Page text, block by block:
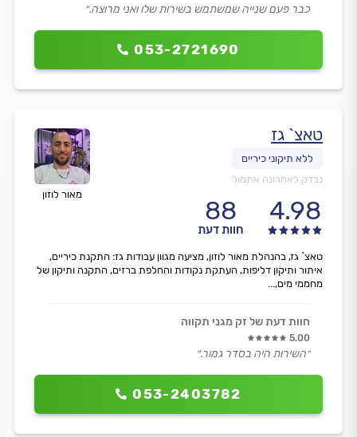
053-2721690
כבר פעם שנייה שמשתמש בשירות שלו ואני מרוצה.״
מאור לוזון
טאצ` גז
נבדק לאחרונה אתמול
4.98
88
חוות דעת
053-2403782
טאצ` גז, בהנהלת מאור לוזון, מציעה מגוון עבודות גז: התקנת כיריים,
איתור ותיקון דליפות, העתקת נקודות והחלפת ברזים, התקנה ותיקון של
מחממי מים,...
חוות דעת של זק מגני תקווה
5.00
״השירות היה בסדר גמור.״